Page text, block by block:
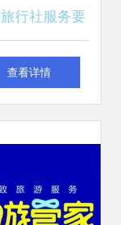
行社服务要
连锁布局到出
查看详情